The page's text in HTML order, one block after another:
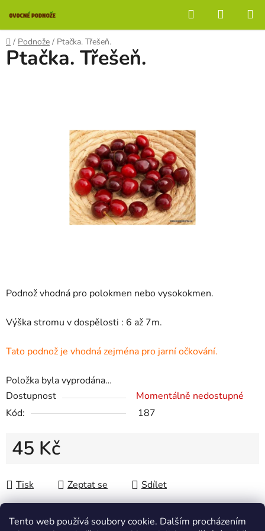
Tento web používá soubory cookie. Dalším procházením
na
obsah
Hledat
KOŠÍK
Domů
/ Podnože / Ptačka. Třešeň.
Podnož vhodná pro polokmen nebo vysokokmen.
Výška stromu v dospělosti : 6 až 7m.
Tato podnož je vhodná zejména pro jarní očkování.
Položka byla vyprodána…
Dostupnost
Momentálně nedostupné
Kód:
187
45 Kč
Tisk
Zeptat se Sdílet
Ptačka. Třešeň.